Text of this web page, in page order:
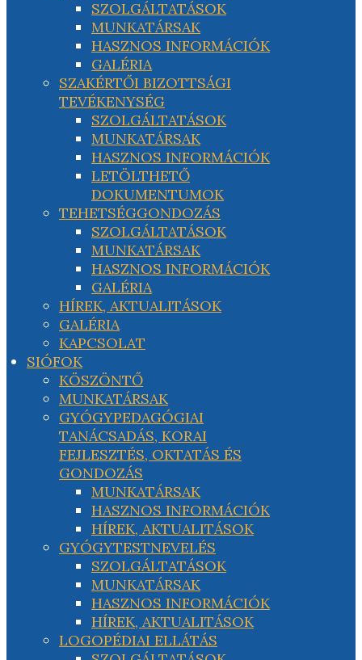
SZOLGÁLTATÁSOK
MUNKATÁRSAK
HASZNOS INFORMÁCIÓK
GALÉRIA
SZAKÉRTŐI BIZOTTSÁGI
TEVÉKENYSÉG
SZOLGÁLTATÁSOK
MUNKATÁRSAK
HASZNOS INFORMÁCIÓK
LETÖLTHETŐ
DOKUMENTUMOK
TEHETSÉGGONDOZÁS
SZOLGÁLTATÁSOK
MUNKATÁRSAK
HASZNOS INFORMÁCIÓK
GALÉRIA
HÍREK, AKTUALITÁSOK
GALÉRIA
KAPCSOLAT
SIÓFOK
KÖSZÖNTŐ
MUNKATÁRSAK
GYÓGYPEDAGÓGIAI
TANÁCSADÁS, KORAI
FEJLESZTÉS, OKTATÁS ÉS
GONDOZÁS
MUNKATÁRSAK
HASZNOS INFORMÁCIÓK
HÍREK, AKTUALITÁSOK
GYÓGYTESTNEVELÉS
SZOLGÁLTATÁSOK
MUNKATÁRSAK
HASZNOS INFORMÁCIÓK
HÍREK, AKTUALITÁSOK
LOGOPÉDIAI ELLÁTÁS